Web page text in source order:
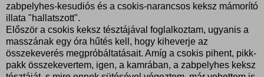
zabpelyhes-kesudiós és a csokis-narancsos keksz mámorító
illata "hallatszott".
Először a csokis keksz tésztájával foglalkoztam, ugyanis a
masszának egy óra hűtés kell, hogy kiheverje az
összekeverés megpróbáltatásait. Amíg a csokis pihent, pikk-
pakk összekevertem, igen, a kamrában, a zabpelyhes keksz